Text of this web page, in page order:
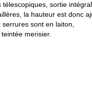
sortie
la hauteur est donc
serrures sont en laiton,
merisier.